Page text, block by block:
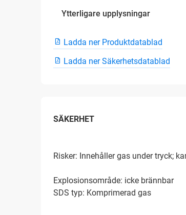
Ytterligare upplysningar
Ladda ner Produktdatablad
Ladda ner Säkerhetsdatablad
SÄKERHET
Risker: Innehåller gas under tryck;
Explosionsområde: icke brännbar
SDS typ: Komprimerad gas